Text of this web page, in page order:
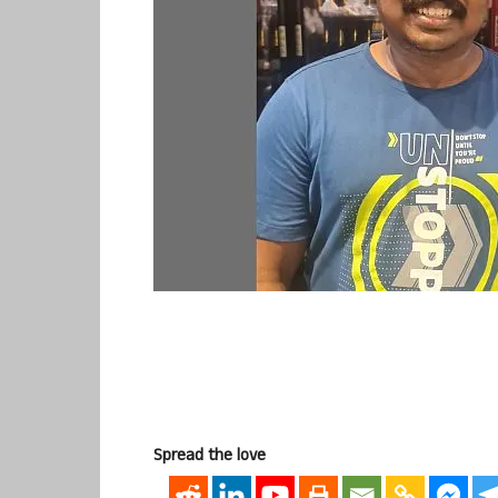
Spread the love